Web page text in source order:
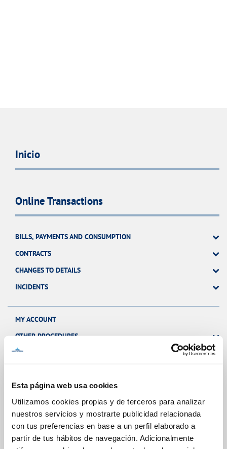
Esta página web usa cookies
Utilizamos cookies propias y de terceros para analizar
nuestros servicios y mostrarte publicidad relacionada
con tus preferencias en base a un perfil elaborado a
partir de tus hábitos de navegación. Adicionalmente
Inicio
Online Transactions
BILLS, PAYMENTS AND CONSUMPTION
CONTRACTS
CHANGES TO DETAILS
INCIDENTS
MY ACCOUNT
OTHER PROCEDURES
Your Service
ABOUT YOUR BILLING
CUSTOMER SERVICES